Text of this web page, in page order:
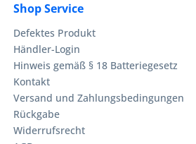
Shop Service
Defektes Produkt
Händler-Login
Hinweis gemäß § 18 Batteriegesetz
Kontakt
Versand und Zahlungsbedingungen
Rückgabe
Widerrufsrecht